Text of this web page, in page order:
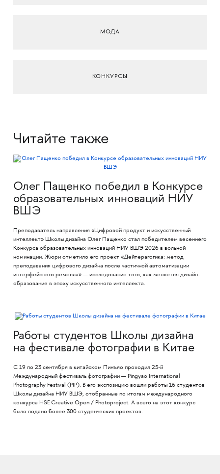
МОДА
КОНКУРСЫ
Читайте также
Олег Пащенко победил в Конкурсе
образовательных инноваций НИУ
ВШЭ
Преподаватель направления «Цифровой продукт и искусственный
интеллект» Школы дизайна Олег Пащенко стал победителем весеннего
Конкурса образовательных инноваций НИУ ВШЭ 2026 в вольной
номинации. Жюри отметило его проект «Дейтерагогика: метод
преподавания цифрового дизайна после частичной автоматизации
интерфейсного ремесла» — исследование того, как меняется дизайн-
образование в эпоху искусственного интеллекта.
Работы студентов Школы дизайна
на фестивале фотографии в Китае
С 19 по 23 сентября в китайском Пинъяо проходил 25-й
Международный фестиваль фотографии — Pingyao International
Photography Festival (PIP). В его экспозицию вошли работы 16 студентов
Школы дизайна НИУ ВШЭ, отобранные по итогам международного
конкурса HSE Creative Open / Photoproject. А всего на этот конкурс
было подано более 300 студенческих проектов.